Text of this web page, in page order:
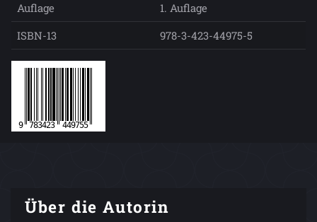
Auflage
1. Auflage
ISBN-13
978-3-423-44975-5
Über die Autorin